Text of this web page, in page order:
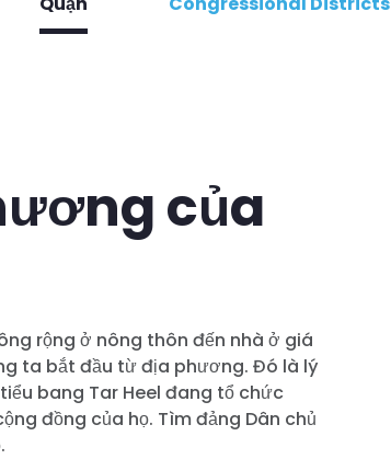
của
rộng ở nông thôn đến nhà ở giá
ta bắt đầu từ địa phương. Đó là lý
bang Tar Heel đang tổ chức
đồng của họ. Tìm đảng Dân chủ